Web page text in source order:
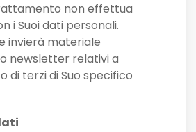
non effettua
i Suoi dati personali.
invierà materiale
newsletter relativi a
di terzi di Suo specifico